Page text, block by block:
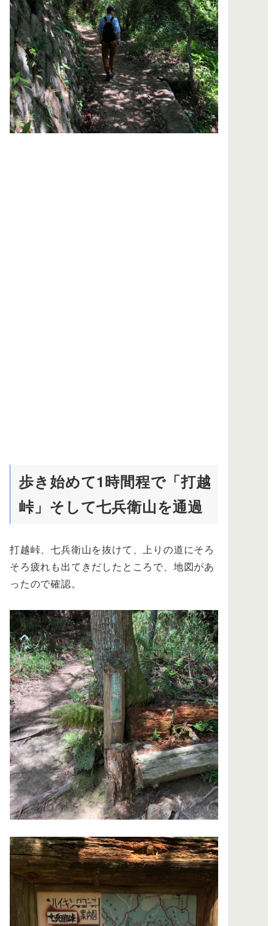
歩き始めて1時間程で「打越
峠」そして七兵衛山を通過
打越峠、七兵衛山を抜けて、上りの道にそろ
そろ疲れも出てきだしたところで、地図があ
ったので確認。